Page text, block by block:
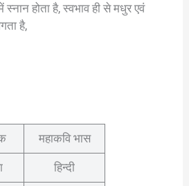
होता है, स्वभाव ही से मधुर एवं
है,
महाकवि भास
हिन्दी